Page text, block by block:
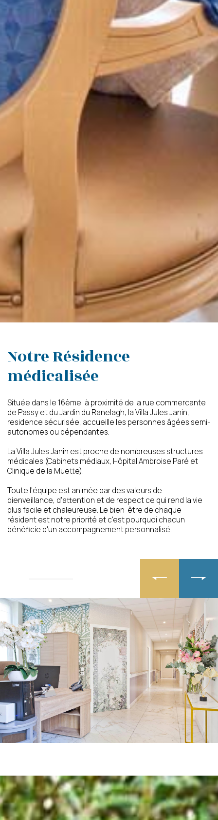
Votre numéro de
téléphone
Age du proche concerné
Calculer zéro plus huit ?
(en chiffres)
personnelles, conformément à notre
politique de confidentialité
du Code de la Consommation, vous pouvez vous
Notre Résidence
médicalisée
Située dans le 16ème, à proximité de la rue commercante
de Passy et du Jardin du Ranelagh, la Villa Jules Janin,
residence sécurisée, accueille les personnes âgées semi-
autonomes ou dépendantes.
La Villa Jules Janin est proche de nombreuses structures
médicales (Cabinets médiaux, Hôpital Ambroise Paré et
Clinique de la Muette).
Toute l'équipe est animée par des valeurs de
bienveillance, d'attention et de respect ce qui rend la vie
plus facile et chaleureuse. Le bien-être de chaque
résident est notre priorité et c'est pourquoi chacun
bénéficie d'un accompagnement personnalisé.